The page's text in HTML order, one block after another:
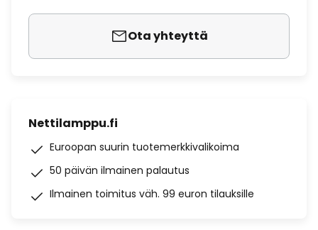
Ota yhteyttä
Nettilamppu.fi
Euroopan suurin tuotemerkkivalikoima
50 päivän ilmainen palautus
Ilmainen toimitus väh. 99 euron tilauksille